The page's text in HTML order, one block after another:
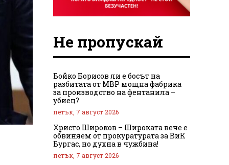
Не пропускай
Бойко Борисов ли е босът на
разбитата от МВР мощна фабрика
за производство на фентанила –
убиец?
петък, 7 август 2026
Христо Широков – Широката вече е
обвиняем от прокуратурата за ВиК
Бургас, но духна в чужбина!
петък, 7 август 2026